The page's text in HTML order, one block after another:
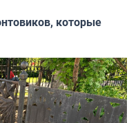
которые